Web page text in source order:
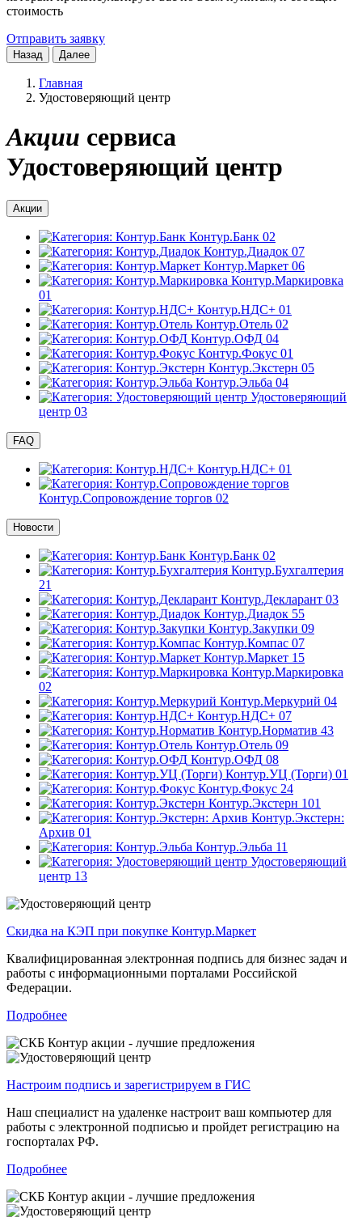
стоимость
Отправить заявку
Назад Далее
Главная
Удостоверяющий центр
Акции сервиса
Удостоверяющий центр
Акции
Контур.Банк 02
Контур.Диадок 07
Контур.Маркет 06
Контур.Маркировка
01
Контур.НДС+ 01
Контур.Отель 02
Контур.ОФД 04
Контур.Фокус 01
Контур.Экстерн 05
Контур.Эльба 04
Удостоверяющий
центр 03
FAQ
Контур.НДС+ 01
Контур.Сопровождение торгов 02
Новости
Контур.Банк 02
Контур.Бухгалтерия
21
Контур.Декларант 03
Контур.Диадок 55
Контур.Закупки 09
Контур.Компас 07
Контур.Маркет 15
Контур.Маркировка
02
Контур.Меркурий 04
Контур.НДС+ 07
Контур.Норматив 43
Контур.Отель 09
Контур.ОФД 08
Контур.УЦ (Торги) 01
Контур.Фокус 24
Контур.Экстерн 101
Контур.Экстерн:
Архив 01
Контур.Эльба 11
Удостоверяющий
центр 13
Скидка на КЭП при покупке Контур.Маркет
Квалифицированная электронная подпись для бизнес задач и
работы с информационными порталами Российской
Федерации.
Подробнее
Настроим подпись и зарегистрируем в ГИС
Наш специалист на удаленке настроит ваш компьютер для
работы с электронной подписью и пройдет регистрацию на
госпорталах РФ.
Подробнее